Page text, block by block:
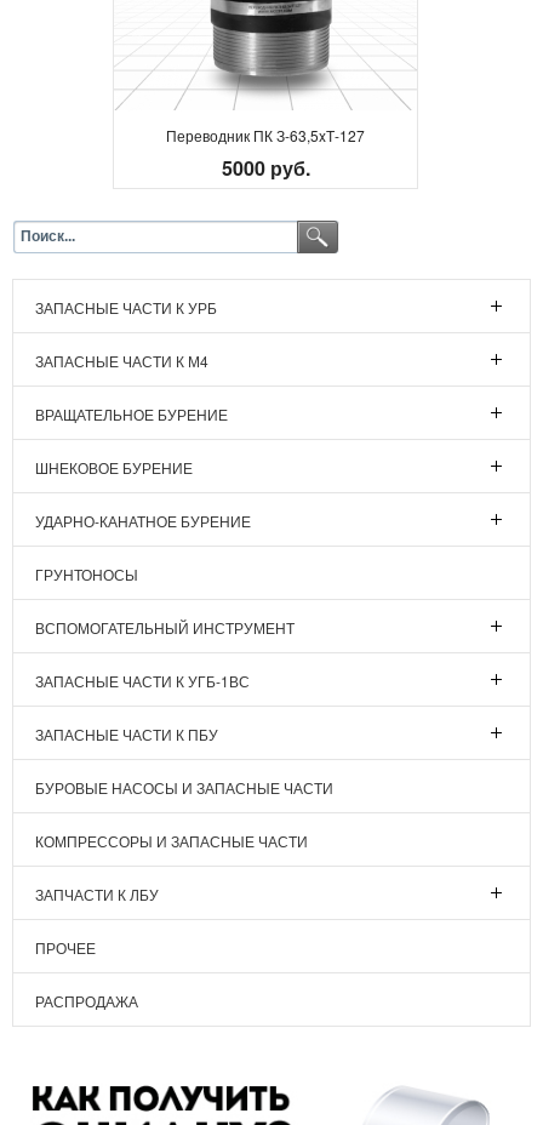
Переводник ПК З-63,5xТ-127
5000 руб.
ЗАПАСНЫЕ ЧАСТИ К УРБ
ЗАПАСНЫЕ ЧАСТИ К М4
ВРАЩАТЕЛЬНОЕ БУРЕНИЕ
ШНЕКОВОЕ БУРЕНИЕ
УДАРНО-КАНАТНОЕ БУРЕНИЕ
ГРУНТОНОСЫ
ВСПОМОГАТЕЛЬНЫЙ ИНСТРУМЕНТ
ЗАПАСНЫЕ ЧАСТИ К УГБ-1ВС
ЗАПАСНЫЕ ЧАСТИ К ПБУ
БУРОВЫЕ НАСОСЫ И ЗАПАСНЫЕ ЧАСТИ
КОМПРЕССОРЫ И ЗАПАСНЫЕ ЧАСТИ
ЗАПЧАСТИ К ЛБУ
ПРОЧЕЕ
РАСПРОДАЖА